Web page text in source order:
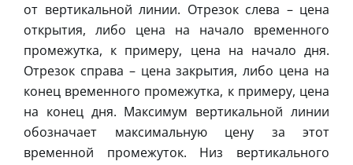
от вертикальной линии. Отрезок слева – цена
открытия, либо цена на начало временного
промежутка, к примеру, цена на начало дня.
Отрезок справа – цена закрытия, либо цена на
конец временного промежутка, к примеру, цена
на конец дня. Максимум вертикальной линии
обозначает максимальную цену за этот
временной промежуток. Низ вертикального